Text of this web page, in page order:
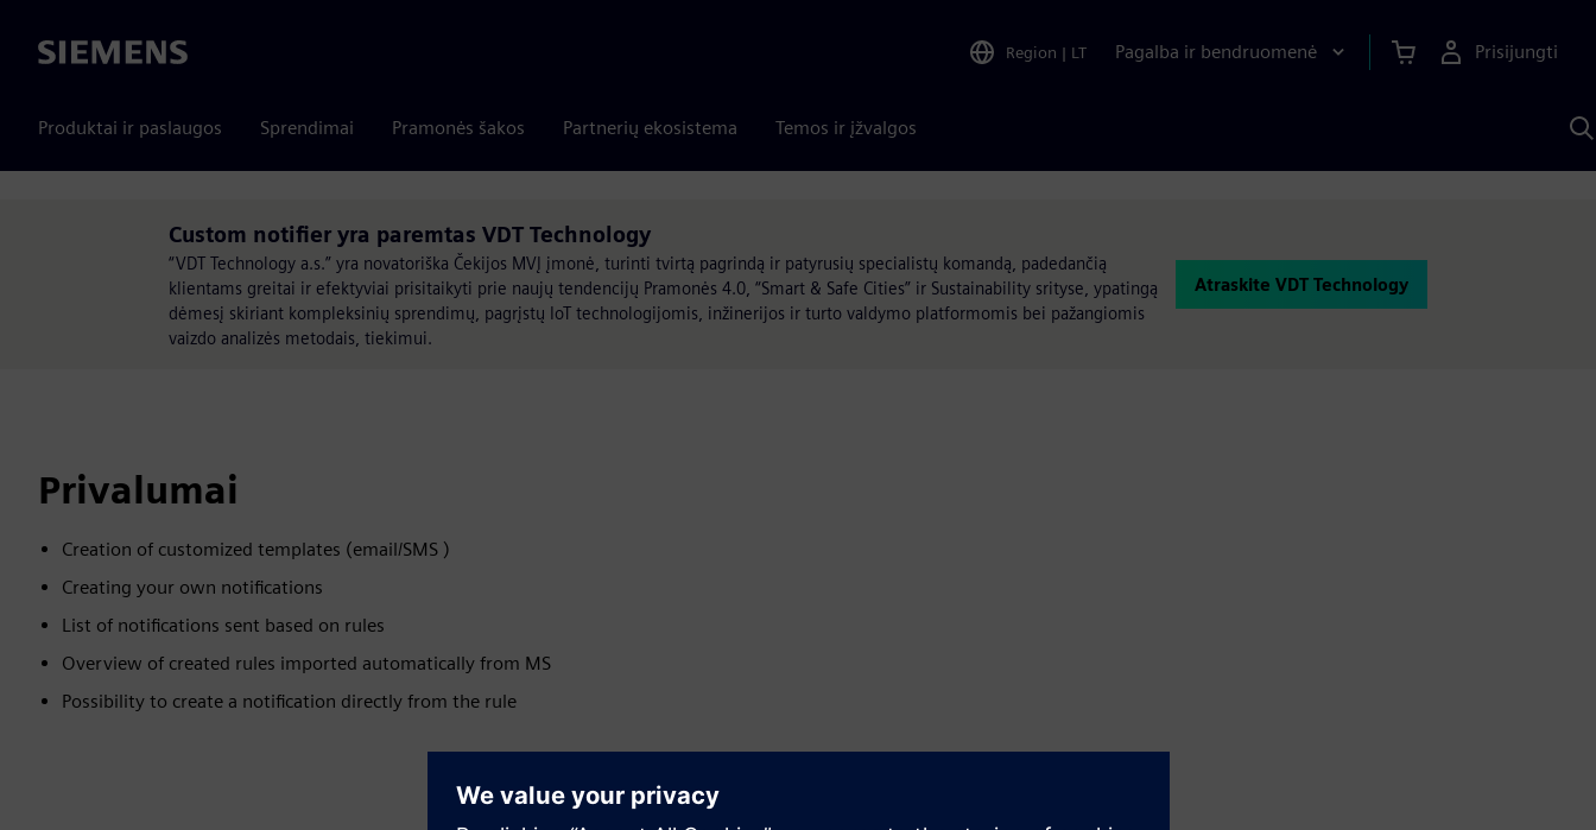
Siemens Region | LT Pagalba ir bendruomenė Prisijungti
Produktai ir paslaugos Sprendimai Pramonės šakos Partnerių ekosistema Temos ir įžvalgos
Custom notifier yra paremtas VDT Technology
“VDT Technology a.s.” yra novatoriška Čekijos MVĮ įmonė, turinti tvirtą pagrindą ir patyrusių specialistų komandą, padedančią
klientams greitai ir efektyviai prisitaikyti prie naujų tendencijų Pramonės 4.0, “Smart & Safe Cities” ir Sustainability srityse, ypatingą
dėmesį skiriant kompleksinių sprendimų, pagrįstų IoT technologijomis, inžinerijos ir turto valdymo platformomis bei pažangiomis
vaizdo analizės metodais, tiekimui.
Atraskite VDT Technology
Privalumai
Creation of customized templates (email/SMS )
Creating your own notifications
List of notifications sent based on rules
Overview of created rules imported automatically from MS
Possibility to create a notification directly from the rule